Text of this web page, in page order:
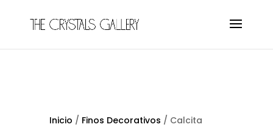
Inicio / Finos Decorativos / Calcita